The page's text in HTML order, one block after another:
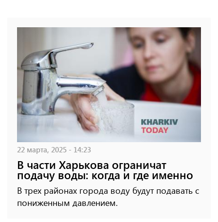
22 марта, 2025 - 14:23
В части Харькова ограничат
подачу воды: когда и где именно
В трех районах города воду будут подавать с
пониженным давлением.